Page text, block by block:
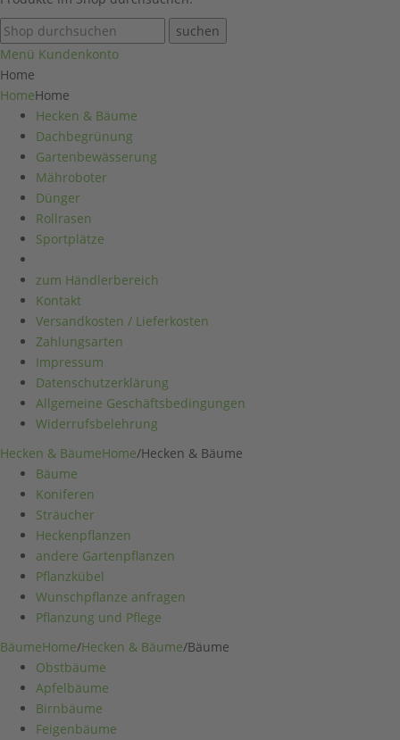
suchen
Menü Kundenkonto
Home
HomeHome
Hecken & Bäume
Dachbegrünung
Gartenbewässerung
Mähroboter
Dünger
Rollrasen
Sportplätze
zum Händlerbereich
Kontakt
Versandkosten / Lieferkosten
Zahlungsarten
Impressum
Datenschutzerklärung
Allgemeine Geschäftsbedingungen
Widerrufsbelehrung
Hecken & BäumeHome/Hecken & Bäume
Bäume
Koniferen
Sträucher
Heckenpflanzen
andere Gartenpflanzen
Pflanzkübel
Wunschpflanze anfragen
Pflanzung und Pflege
BäumeHome/Hecken & Bäume/Bäume
Obstbäume
Apfelbäume
Birnbäume
Feigenbäume